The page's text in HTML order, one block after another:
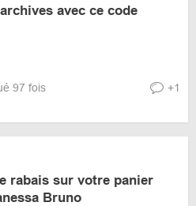
avec ce code
97 fois +1
rabais sur votre panier
Bruno